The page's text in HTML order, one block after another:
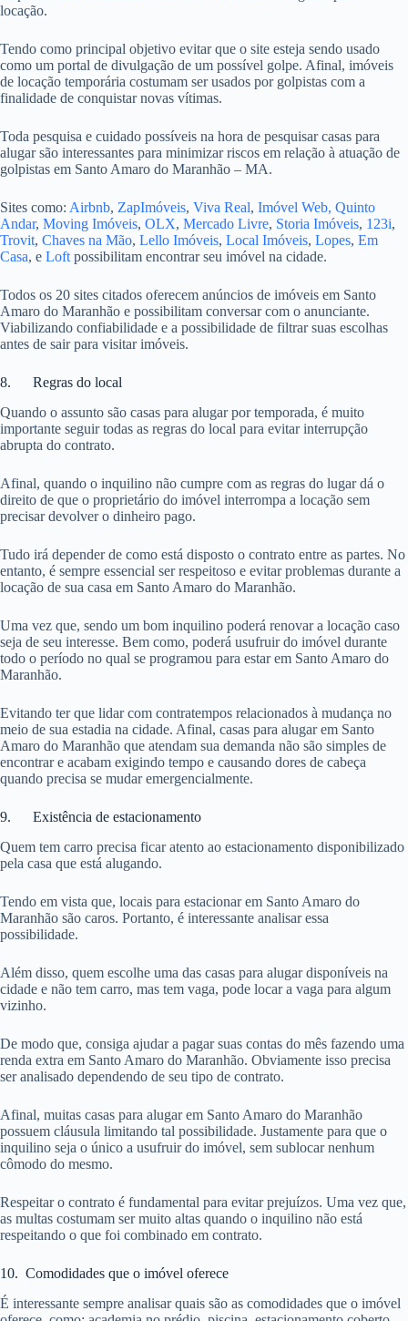
locação.
Tendo como principal objetivo evitar que o site esteja sendo usado
como um portal de divulgação de um possível golpe. Afinal, imóveis
de locação temporária costumam ser usados por golpistas com a
finalidade de conquistar novas vítimas.
Toda pesquisa e cuidado possíveis na hora de pesquisar casas para
alugar são interessantes para minimizar riscos em relação à atuação de
golpistas em Santo Amaro do Maranhão – MA.
Sites como: Airbnb, ZapImóveis, Viva Real, Imóvel Web, Quinto
Andar, Moving Imóveis, OLX, Mercado Livre, Storia Imóveis, 123i,
Trovit, Chaves na Mão, Lello Imóveis, Local Imóveis, Lopes, Em
Casa, e Loft possibilitam encontrar seu imóvel na cidade.
Todos os 20 sites citados oferecem anúncios de imóveis em Santo
Amaro do Maranhão e possibilitam conversar com o anunciante.
Viabilizando confiabilidade e a possibilidade de filtrar suas escolhas
antes de sair para visitar imóveis.
8. Regras do local
Quando o assunto são casas para alugar por temporada, é muito
importante seguir todas as regras do local para evitar interrupção
abrupta do contrato.
Afinal, quando o inquilino não cumpre com as regras do lugar dá o
direito de que o proprietário do imóvel interrompa a locação sem
precisar devolver o dinheiro pago.
Tudo irá depender de como está disposto o contrato entre as partes. No
entanto, é sempre essencial ser respeitoso e evitar problemas durante a
locação de sua casa em Santo Amaro do Maranhão.
Uma vez que, sendo um bom inquilino poderá renovar a locação caso
seja de seu interesse. Bem como, poderá usufruir do imóvel durante
todo o período no qual se programou para estar em Santo Amaro do
Maranhão.
Evitando ter que lidar com contratempos relacionados à mudança no
meio de sua estadia na cidade. Afinal, casas para alugar em Santo
Amaro do Maranhão que atendam sua demanda não são simples de
encontrar e acabam exigindo tempo e causando dores de cabeça
quando precisa se mudar emergencialmente.
9. Existência de estacionamento
Quem tem carro precisa ficar atento ao estacionamento disponibilizado
pela casa que está alugando.
Tendo em vista que, locais para estacionar em Santo Amaro do
Maranhão são caros. Portanto, é interessante analisar essa
possibilidade.
Além disso, quem escolhe uma das casas para alugar disponíveis na
cidade e não tem carro, mas tem vaga, pode locar a vaga para algum
vizinho.
De modo que, consiga ajudar a pagar suas contas do mês fazendo uma
renda extra em Santo Amaro do Maranhão. Obviamente isso precisa
ser analisado dependendo de seu tipo de contrato.
Afinal, muitas casas para alugar em Santo Amaro do Maranhão
possuem cláusula limitando tal possibilidade. Justamente para que o
inquilino seja o único a usufruir do imóvel, sem sublocar nenhum
cômodo do mesmo.
Respeitar o contrato é fundamental para evitar prejuízos. Uma vez que,
as multas costumam ser muito altas quando o inquilino não está
respeitando o que foi combinado em contrato.
10. Comodidades que o imóvel oferece
É interessante sempre analisar quais são as comodidades que o imóvel